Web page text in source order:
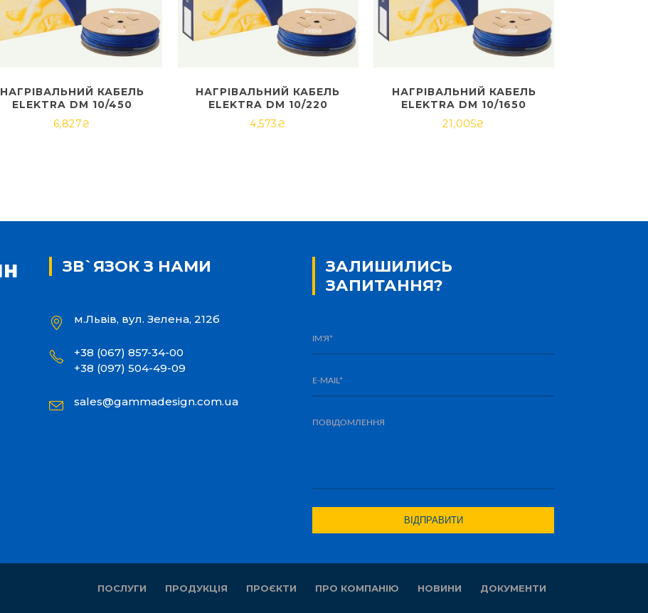
НАГРІВАЛЬНИЙ КАБЕЛЬ
ELEKTRA DM 10/450
6,827₴
НАГРІВАЛЬНИЙ КАБЕЛЬ
ELEKTRA DM 10/220
4,573₴
НАГРІВАЛЬНИЙ КАБЕЛЬ
ELEKTRA DM 10/1650
21,005₴
ЗВ`ЯЗОК З НАМИ
м.Львів, вул. Зелена, 212б
+38 (067) 857-34-00
+38 (097) 504-49-09
sales@gammadesign.com.ua
ЗАЛИШИЛИСЬ
ЗАПИТАННЯ?
ПОСЛУГИ ПРОДУКЦІЯ ПРОЄКТИ ПРО КОМПАНІЮ НОВИНИ ДОКУМЕНТИ